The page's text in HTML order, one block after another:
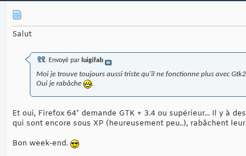
Salut
Envoyé par luigifab
Moi je trouve toujours aussi triste qu'il ne fonctionne plus avec
Oui je rabâche
.
Et oui, Firefox 64* demande GTK + 3.4 ou supérieur... Il y à
qui sont encore sous XP (heureusement peu..), rabâchent
Bon week-end.